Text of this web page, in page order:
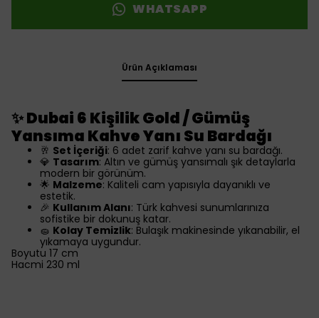
WHATSAPP
Ürün Açıklaması
✨Dubai 6 Kişilik Gold / Gümüş
Yansıma Kahve Yanı Su Bardağı
🥂 Set İçeriği: 6 adet zarif kahve yanı su bardağı.
💎 Tasarım: Altın ve gümüş yansımalı şık detaylarla
modern bir görünüm.
🌟 Malzeme: Kaliteli cam yapısıyla dayanıklı ve
estetik.
🎉 Kullanım Alanı: Türk kahvesi sunumlarınıza
sofistike bir dokunuş katar.
🧽 Kolay Temizlik: Bulaşık makinesinde yıkanabilir, el
yıkamaya uygundur.
Boyutu 17 cm
Hacmi 230 ml